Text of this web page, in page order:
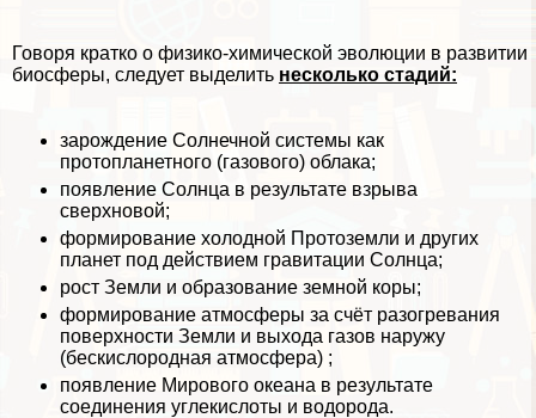
Говоря кратко о физико-химической эволюции в развитии
биосферы, следует выделить несколько стадий:
зарождение Солнечной системы как
протопланетного (газового) облака;
появление Солнца в результате взрыва
сверхновой;
формирование холодной Протоземли и других
планет под действием гравитации Солнца;
рост Земли и образование земной коры;
формирование атмосферы за счёт разогревания
поверхности Земли и выхода газов наружу
(бескислородная атмосфера) ;
появление Мирового океана в результате
соединения углекислоты и водорода.